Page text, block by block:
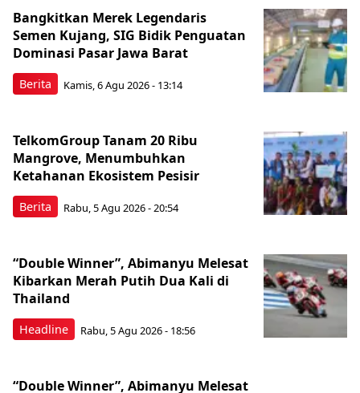
Berita
Bangkitkan Merek Legendaris
Semen Kujang, SIG Bidik Penguatan
Dominasi Pasar Jawa Barat
Kamis, 6 Agu 2026 - 13:14
Berita
TelkomGroup Tanam 20 Ribu
Mangrove, Menumbuhkan
Ketahanan Ekosistem Pesisir
Rabu, 5 Agu 2026 - 20:54
Headline
“Double Winner”, Abimanyu Melesat
Kibarkan Merah Putih Dua Kali di
Thailand
Rabu, 5 Agu 2026 - 18:56
“Double Winner”, Abimanyu Melesat